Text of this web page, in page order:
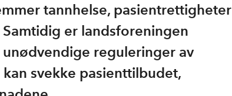
tannhelse, pasientrettigheter
er landsforeningen
reguleringer av
svekke pasienttilbudet,